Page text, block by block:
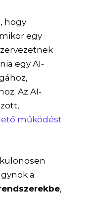
hogy
egy
egy AI-
Az AI-
működést
a
,